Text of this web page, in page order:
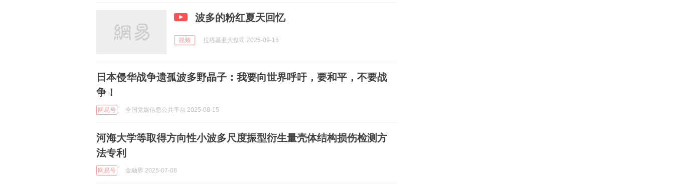
波多的粉红夏天回忆
视频 拉塔基亚大祭司 2025-09-16
日本侵华战争遗孤波多野晶子：我要向世界呼吁，要和平，不要战
争！
网易号 全国党媒信息公共平台 2025-08-15
河海大学等取得方向性小波多尺度振型衍生量壳体结构损伤检测方
法专利
网易号 金融界 2025-07-08